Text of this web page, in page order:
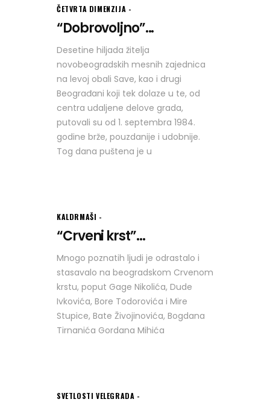
ČETVRTA DIMENZIJA
“Dobrovoljno”...
Desetine hiljada žitelja
novobeogradskih mesnih zajednica
na levoj obali Save, kao i drugi
Beograđani koji tek dolaze u te, od
centra udaljene delove grada,
putovali su od 1. septembra 1984.
godine brže, pouzdanije i udobnije.
Tog dana puštena je u
KALDRMAŠI
“Crveni krst”...
Mnogo poznatih ljudi je odrastalo i
stasavalo na beogradskom Crvenom
krstu, poput Gage Nikolića, Dude
Ivkovića, Bore Todorovića i Mire
Stupice, Bate Živojinovića, Bogdana
Tirnanića Gordana Mihića
SVETLOSTI VELEGRADA